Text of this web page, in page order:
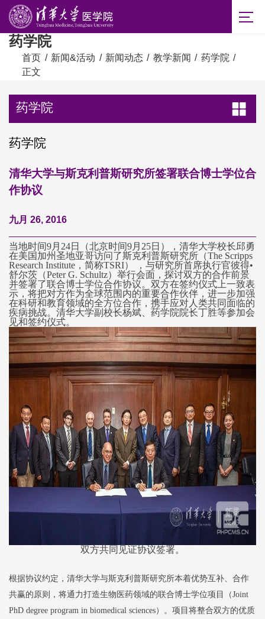
药学院
首页 / 新闻&活动 / 新闻动态 / 教学新闻 / 药学院 /
正文
药学院
药学院
清华大学与斯克利普斯研究所签署联合博士学位合
作协议
九月 26, 2016
当地时间9月24日（北京时间9月25日），清华大学校长邱勇
在美国加州圣地亚哥访问了斯克利普斯研究所（The Scripps
Research Institute，简称TSRI） ，与研究所首席执行官彼得•
舒尔茨（Peter G. Schultz）举行会面，探讨双方的合作前景
并签署了联合博士学位合作协议。双方在签约仪式上一致表
示，将把对方作为全球范围内的重要合作伙伴，进一步加强
在科研和教育领域的全方位合作，携手应对人类共同面临的
疾病挑战。清华大学副校长杨斌、药学院院长丁胜等参加会
见和签约仪式。
双方共同见证协议签署。
根据协议约定，清华大学与斯克利普斯研究所本着优势互补、合作
共赢的原则，将通力打造生物医药领域的联合博士学位项目（Joint
PhD degree program in biomedical sciences）。项目将整合双方的优质